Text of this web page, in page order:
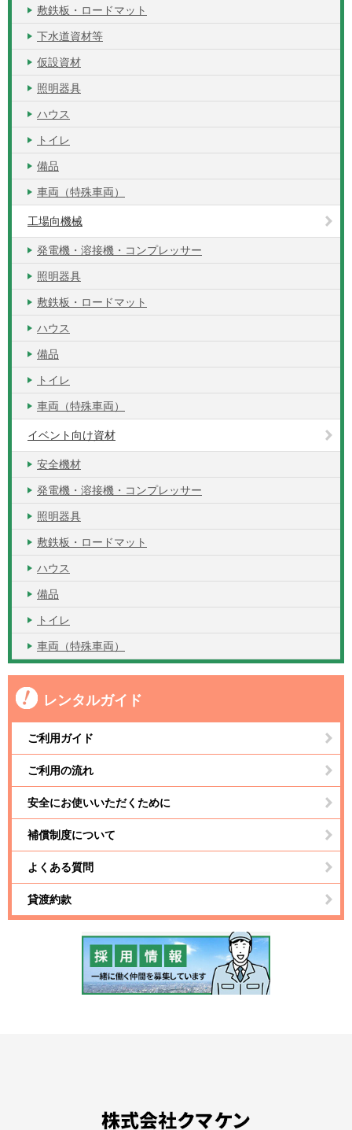
敷鉄板・ロードマット
下水道資材等
仮設資材
照明器具
ハウス
トイレ
備品
車両（特殊車両）
工場向機械
発電機・溶接機・コンプレッサー
照明器具
敷鉄板・ロードマット
ハウス
備品
トイレ
車両（特殊車両）
イベント向け資材
安全機材
発電機・溶接機・コンプレッサー
照明器具
敷鉄板・ロードマット
ハウス
備品
トイレ
車両（特殊車両）
レンタルガイド
ご利用ガイド
ご利用の流れ
安全にお使いいただくために
補償制度について
よくある質問
貸渡約款